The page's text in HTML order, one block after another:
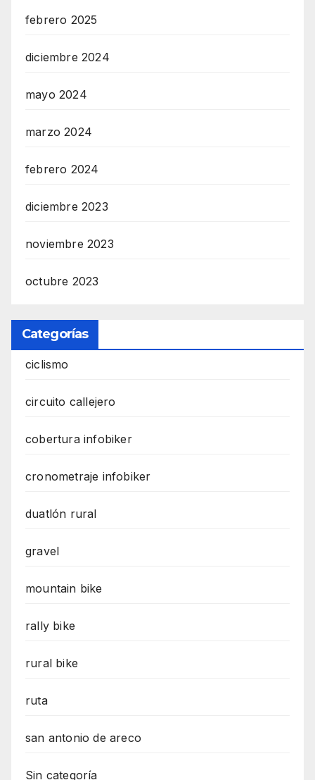
febrero 2025
diciembre 2024
mayo 2024
marzo 2024
febrero 2024
diciembre 2023
noviembre 2023
octubre 2023
Categorías
ciclismo
circuito callejero
cobertura infobiker
cronometraje infobiker
duatlón rural
gravel
mountain bike
rally bike
rural bike
ruta
san antonio de areco
Sin categoría